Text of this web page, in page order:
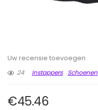
Uw recensie toevoegen
24
Instappers Schoenen
€45.46